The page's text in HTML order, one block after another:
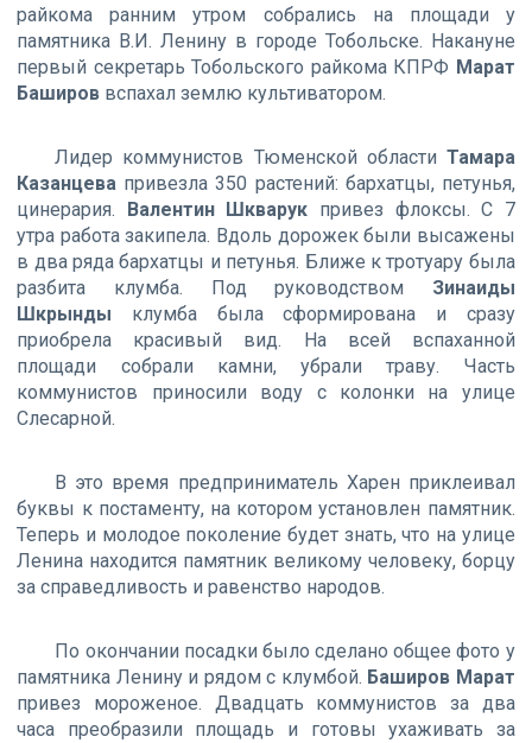
райкома ранним утром собрались на площади у
памятника В.И. Ленину в городе Тобольске. Накануне
первый секретарь Тобольского райкома КПРФ Марат
Баширов вспахал землю культиватором.
Лидер коммунистов Тюменской области Тамара
Казанцева привезла 350 растений: бархатцы, петунья,
цинерария. Валентин Шкварук привез флоксы. С 7
утра работа закипела. Вдоль дорожек были высажены
в два ряда бархатцы и петунья. Ближе к тротуару была
разбита клумба. Под руководством Зинаиды
Шкрынды клумба была сформирована и сразу
приобрела красивый вид. На всей вспаханной
площади собрали камни, убрали траву. Часть
коммунистов приносили воду с колонки на улице
Слесарной.
В это время предприниматель Харен приклеивал
буквы к постаменту, на котором установлен памятник.
Теперь и молодое поколение будет знать, что на улице
Ленина находится памятник великому человеку, борцу
за справедливость и равенство народов.
По окончании посадки было сделано общее фото у
памятника Ленину и рядом с клумбой. Баширов Марат
привез мороженое. Двадцать коммунистов за два
часа преобразили площадь и готовы ухаживать за